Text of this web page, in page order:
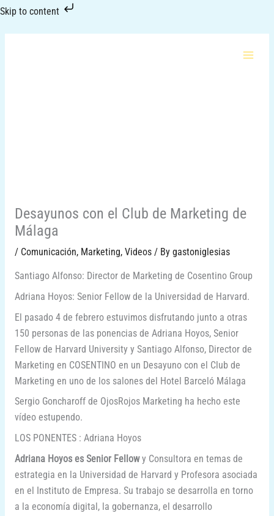
Skip to content
Skip
Desayunos con el Club de Marketing de
Málaga
/ Comunicación, Marketing, Videos/ By gastoniglesias
Santiago Alfonso: Director de Marketing de Cosentino Group
Adriana Hoyos: Senior Fellow de la Universidad de Harvard.
El pasado 4 de febrero estuvimos disfrutando junto a otras
150 personas de las ponencias de Adriana Hoyos, Senior
Fellow de Harvard University y Santiago Alfonso, Director de
Marketing en COSENTINO en un Desayuno con el Club de
Marketing en uno de los salones del Hotel Barceló Málaga
Sergio Goncharoff de OjosRojos Marketing ha hecho este
vídeo estupendo.
LOS PONENTES : Adriana Hoyos
Adriana Hoyos es Senior Fellowy Consultora en temas de
estrategia en la Universidad de Harvard y Profesora asociada
en el Instituto de Empresa. Su trabajo se desarrolla en torno
a la economía digital, la gobernanza, el desarrollo